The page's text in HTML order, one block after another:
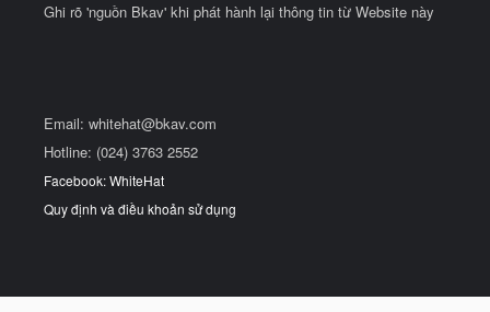
Ghi rõ 'nguồn Bkav' khi phát hành lại thông tin từ Website này
Email: whitehat@bkav.com
Hotline: (024) 3763 2552
Facebook: WhiteHat
Quy định và điều khoản sử dụng